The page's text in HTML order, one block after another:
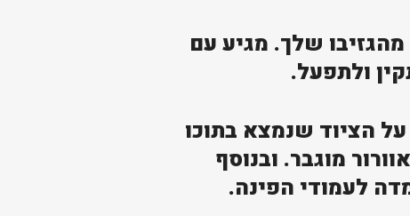
שלך. מגיע עם
ולתפעל.
הציוד שנמצא בתוכו
מוגבר. ובנוסף
לעמודי הפינה.